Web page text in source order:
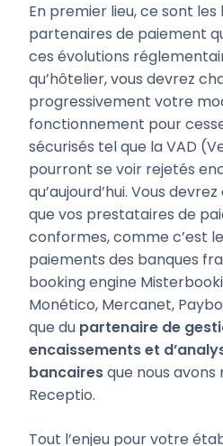
En premier lieu, ce sont
partenaires de paiement
ces évolutions
qu’hôtelier, vous devrez
progressivement votre
fonctionnement pour
sécurisés tel que la VAD
pourront se voir rejetés
qu’aujourd’hui. Vous
que vos prestataires de
conformes, comme c’est
paiements des banques
booking engine
Monético, Mercanet,
que du partenaire de
encaissements et
bancairesque nous
Receptio.
Tout l’enjeu pour votre